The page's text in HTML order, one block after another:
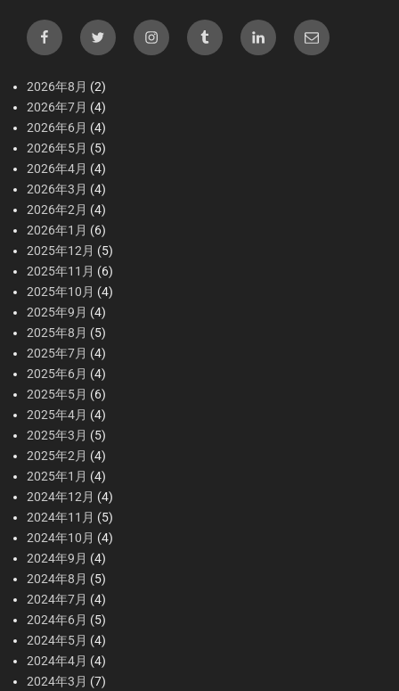
FacebookX（Twitter）Instagramtumblr LInkedIn メ
ー
2026年8月 (2)
2026年7月 (4)
2026年6月 (4)
2026年5月 (5)
2026年4月 (4)
2026年3月 (4)
2026年2月 (4)
2026年1月 (6)
2025年12月 (5)
2025年11月 (6)
2025年10月 (4)
2025年9月 (4)
2025年8月 (5)
2025年7月 (4)
2025年6月 (4)
2025年5月 (6)
2025年4月 (4)
2025年3月 (5)
2025年2月 (4)
2025年1月 (4)
2024年12月 (4)
2024年11月 (5)
2024年10月 (4)
2024年9月 (4)
2024年8月 (5)
2024年7月 (4)
2024年6月 (5)
2024年5月 (4)
2024年4月 (4)
2024年3月 (7)